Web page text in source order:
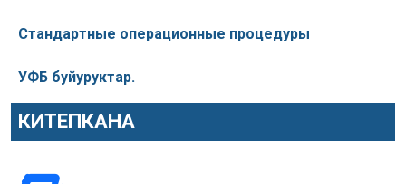
Стандартные операционные процедуры
УФБ буйуруктар.
КИТЕПКАНА